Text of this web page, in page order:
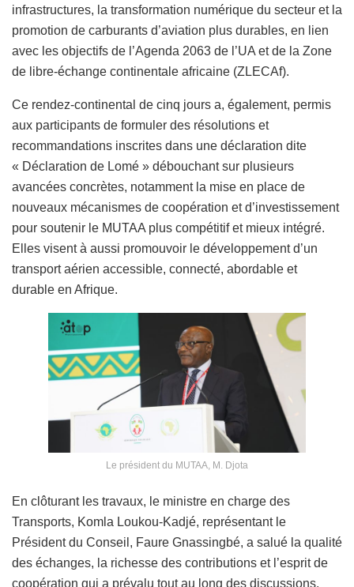
infrastructures, la transformation numérique du secteur et la
promotion de carburants d’aviation plus durables, en lien
avec les objectifs de l’Agenda 2063 de l’UA et de la Zone
de libre-échange continentale africaine (ZLECAf).
Ce rendez-continental de cinq jours a, également, permis
aux participants de formuler des résolutions et
recommandations inscrites dans une déclaration dite
« Déclaration de Lomé » débouchant sur plusieurs
avancées concrètes, notamment la mise en place de
nouveaux mécanismes de coopération et d’investissement
pour soutenir le MUTAA plus compétitif et mieux intégré.
Elles visent à aussi promouvoir le développement d’un
transport aérien accessible, connecté, abordable et
durable en Afrique.
Le président du MUTAA, M. Djota
En clôturant les travaux, le ministre en charge des
Transports, Komla Loukou-Kadjé, représentant le
Président du Conseil, Faure Gnassingbé, a salué la qualité
des échanges, la richesse des contributions et l’esprit de
coopération qui a prévalu tout au long des discussions.